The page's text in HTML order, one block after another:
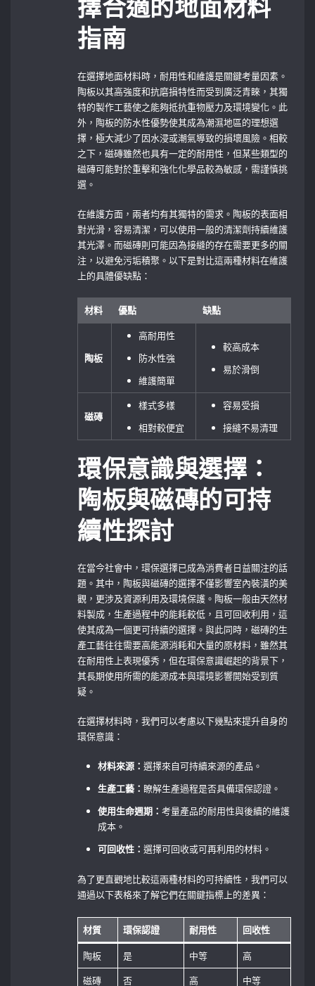
擇合適的地面材料
指南
在選擇地面材料時，耐用性和維護是關鍵考量因素。
陶板以其高強度和抗磨損特性而受到廣泛青睞，其獨
特的製作工藝使之能夠抵抗重物壓力及環境變化。此
外，陶板的防水性優勢使其成為潮濕地區的理想選
擇，極大減少了因水浸或潮氣導致的損壞風險。相較
之下，磁磚雖然也具有一定的耐用性，但某些類型的
磁磚可能對於重擊和強化化學品較為敏感，需謹慎挑
選。
在維護方面，兩者均有其獨特的需求。陶板的表面相
對光滑，容易清潔，可以使用一般的清潔劑持續維護
其光澤。而磁磚則可能因為接縫的存在需要更多的關
注，以避免污垢積聚。以下是對比這兩種材料在維護
上的具體優缺點：
材料 優點 缺點
陶板
高耐用性
防水性強
維護簡單
較高成本
易於滑倒
磁磚
樣式多樣
相對較便宜
容易受損
接縫不易清理
環保意識與選擇：
陶板與磁磚的可持
續性探討
在當今社會中，環保選擇已成為消費者日益關注的話
題。其中，陶板與磁磚的選擇不僅影響室內裝潢的美
觀，更涉及資源利用及環境保護。陶板一般由天然材
料製成，生產過程中的能耗較低，且可回收利用，這
使其成為一個更可持續的選擇。與此同時，磁磚的生
產工藝往往需要高能源消耗和大量的原材料，雖然其
在耐用性上表現優秀，但在環保意識崛起的背景下，
其長期使用所需的能源成本與環境影響開始受到質
疑。
在選擇材料時，我們可以考慮以下幾點來提升自身的
環保意識：
材料來源：選擇來自可持續來源的產品。
生產工藝： 瞭解生產過程是否具備環保認證。
使用生命週期：考量產品的耐用性與後續的維護
成本。
可回收性：選擇可回收或可再利用的材料。
為了更直觀地比較這兩種材料的可持續性，我們可以
通過以下表格來了解它們在關鍵指標上的差異：
材質 環保認證 耐用性 回收性
陶板 是 中等
高
磁磚
否 高 中等